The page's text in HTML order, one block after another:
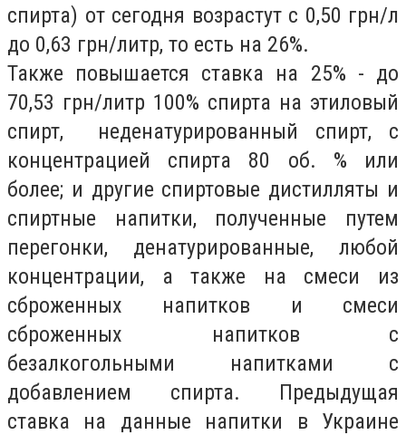
спирта) от сегодня возрастут с 0,50 грн/л
до 0,63 грн/литр, то есть на 26%.
Также повышается ставка на 25% - до
70,53 грн/литр 100% спирта на этиловый
спирт, неденатурированный спирт, с
концентрацией спирта 80 об. % или
более; и другие спиртовые дистилляты и
спиртные напитки, полученные путем
перегонки, денатурированные, любой
концентрации, а также на смеси из
сброженных напитков и смеси
сброженных напитков с
безалкогольными напитками с
добавлением спирта. Предыдущая
ставка на данные напитки в Украине